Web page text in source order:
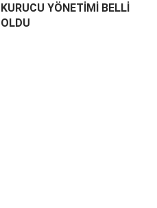
KURUCU YÖNETİMİ BELLİ
OLDU